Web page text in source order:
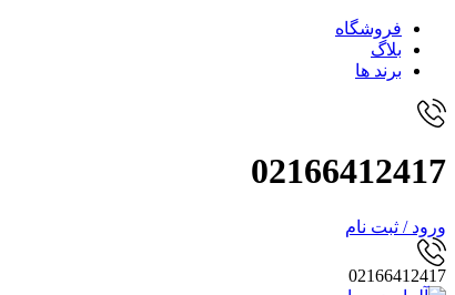
فروشگاه
بلاگ
برند ها
02166412417
ورود / ثبت نام
02166412417